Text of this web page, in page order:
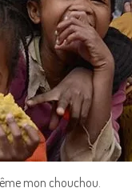
mon chouchou.